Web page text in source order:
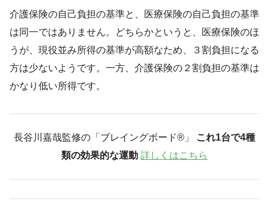
介護保険の自己負担の基準と、医療保険の自己負担の基準
は同一ではありません。どちらかというと、医療保険のほ
うが、現役並み所得の基準が高額なため、３割負担になる
方は少ないようです。一方、介護保険の２割負担の基準は
かなり低い所得です。
長谷川嘉哉監修の「ブレイングボード®︎」
これ1台で4種
類の効果的な運動 詳しくはこちら